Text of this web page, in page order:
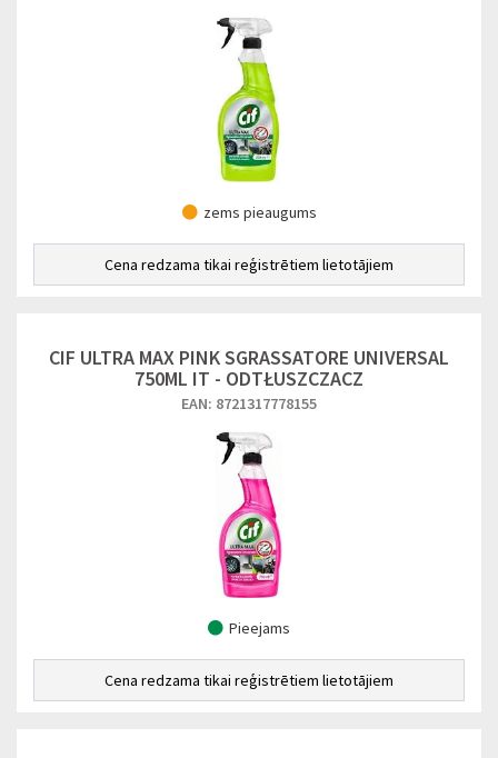
zems pieaugums
Cena redzama tikai reģistrētiem lietotājiem
CIF ULTRA MAX PINK SGRASSATORE UNIVERSAL
750ML IT - ODTŁUSZCZACZ
EAN: 8721317778155
Pieejams
Cena redzama tikai reģistrētiem lietotājiem